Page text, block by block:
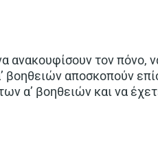
τον πόνο,
βοηθειών αποσκοπούν
α’ βοηθειών και να